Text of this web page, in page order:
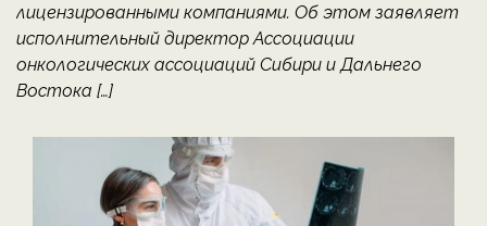
лицензированными компаниями. Об этом заявляет
исполнительный директор Ассоциации
онкологических ассоциаций Сибири и Дальнего
Востока […]